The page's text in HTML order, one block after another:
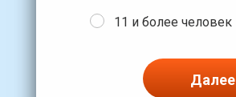
11 и более человек
Далее